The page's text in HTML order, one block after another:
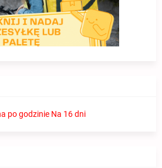
po godzinie Na 16 dni